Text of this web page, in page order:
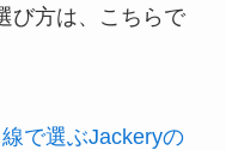
び方は、こちらで
で選ぶJackeryの